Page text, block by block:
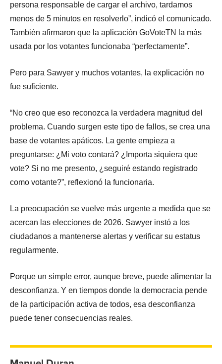
persona responsable de cargar el archivo, tardamos
menos de 5 minutos en resolverlo”, indicó el comunicado.
También afirmaron que la aplicación GoVoteTN la más
usada por los votantes funcionaba “perfectamente”.
Pero para Sawyer y muchos votantes, la explicación no
fue suficiente.
“No creo que eso reconozca la verdadera magnitud del
problema. Cuando surgen este tipo de fallos, se crea una
base de votantes apáticos. La gente empieza a
preguntarse: ¿Mi voto contará? ¿Importa siquiera que
vote? Si no me presento, ¿seguiré estando registrado
como votante?”, reflexionó la funcionaria.
La preocupación se vuelve más urgente a medida que se
acercan las elecciones de 2026. Sawyer instó a los
ciudadanos a mantenerse alertas y verificar su estatus
regularmente.
Porque un simple error, aunque breve, puede alimentar la
desconfianza. Y en tiempos donde la democracia pende
de la participación activa de todos, esa desconfianza
puede tener consecuencias reales.